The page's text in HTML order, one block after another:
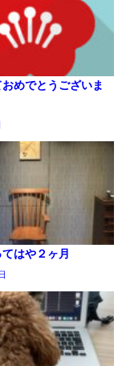
めでとうございま
はや２ヶ月